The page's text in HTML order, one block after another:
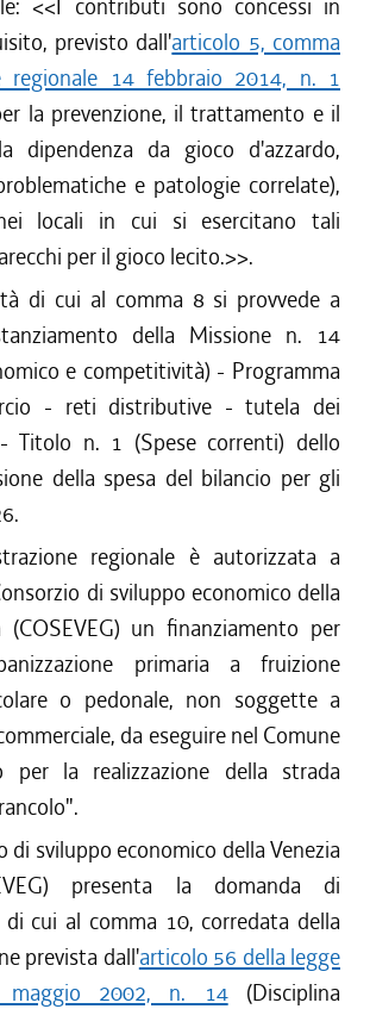
<<I contributi sono concessi in
previsto dall'articolo 5, comma
regionale 14 febbraio 2014, n. 1
la prevenzione, il trattamento e il
dipendenza da gioco d'azzardo,
e patologie correlate),
nei locali in cui si esercitano tali
per il gioco lecito.>>.
di cui al comma 8 si provvede a
della Missione n. 14
e competitività) - Programma
- reti distributive - tutela dei
Titolo n. 1 (Spese correnti) dello
della spesa del bilancio per gli
regionale è autorizzata a
di sviluppo economico della
(COSEVEG) un finanziamento per
primaria a fruizione
o pedonale, non soggette a
da eseguire nel Comune
per la realizzazione della strada
di sviluppo economico della Venezia
presenta la domanda di
cui al comma 10, corredata della
prevista dall'articolo 56 della legge
maggio 2002, n. 14(Disciplina